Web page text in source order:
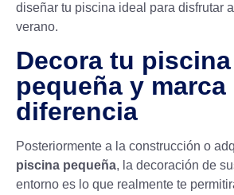
diseñar tu piscina ideal para disfrutar
verano.
Decora tu piscina
pequeña y marca
diferencia
Posteriormente a la construcción o
piscina pequeña, la decoración de
entorno es lo que realmente te